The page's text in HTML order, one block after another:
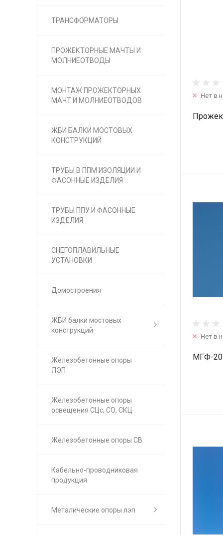
ТРАНСФОРМАТОРЫ
ПРОЖЕКТОРНЫЕ МАЧТЫ И
МОЛНИЕОТВОДЫ
МОНТАЖ ПРОЖЕКТОРНЫХ
МАЧТ И МОЛНИЕОТВОДОВ
ЖБИ БАЛКИ МОСТОВЫХ
КОНСТРУКЦИЙ
ТРУБЫ В ППМ ИЗОЛЯЦИИ И
ФАСОННЫЕ ИЗДЕЛИЯ
ТРУБЫ ППУ И ФАСОННЫЕ
ИЗДЕЛИЯ
СНЕГОПЛАВИЛЬНЫЕ
УСТАНОВКИ
Домостроения
ЖБИ балки мостовых
конструкций
Железобетонные опоры
ЛЭП
Железобетонные опоры
освещения СЦс, СО, СКЦ
Железобетонные опоры СВ
Кабельно-проводниковая
продукция
Металические опоры лэп
Нет в
Нет в
МГФ-